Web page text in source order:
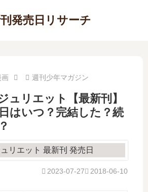
発売日リサーチ
画 週刊少年マガジン
ュリエット【最新刊】
はいつ？完結した？続
2018-06-10
2023-07-27